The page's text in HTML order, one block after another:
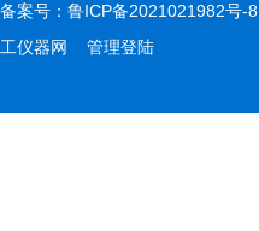
备案号： 鲁ICP备2021021982号-8
工仪器网
管理登陆